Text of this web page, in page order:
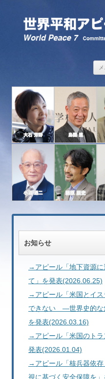
お知らせ
→アピール「地下資源に
て」を発表(2026.06.25)
→アピール「米国とイ
できない ―世界史的な
を発表(2026.03.16)
→アピール「米国のト
発表(2026.01.04)
→アピール「核兵器依
視に基づく安全保障を